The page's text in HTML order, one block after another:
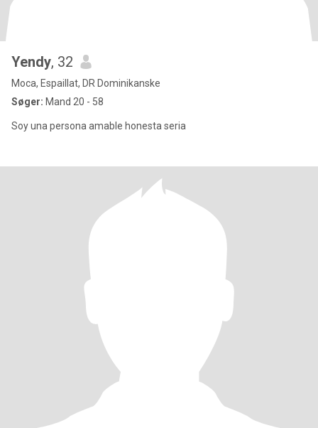
Yendy, 32
Moca, Espaillat, DR Dominikanske
Søger: Mand 20 - 58
Soy una persona amable honesta seria